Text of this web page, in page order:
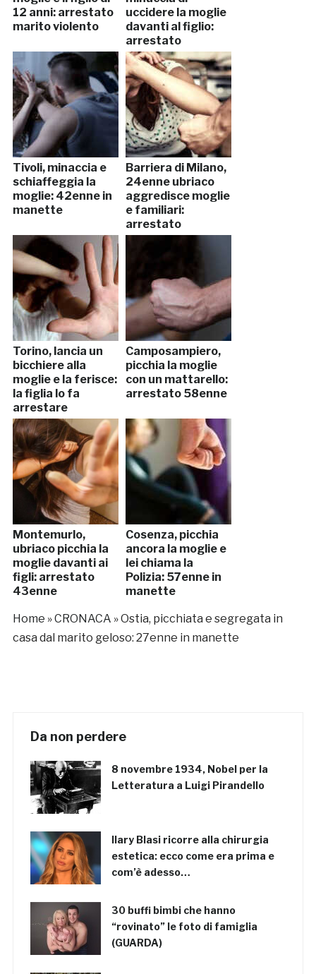
12 anni: arrestato
marito violento
uccidere la moglie
davanti al figlio:
arrestato
Tivoli, minaccia e
schiaffeggia la
moglie: 42enne in
manette
Barriera di Milano,
24enne ubriaco
aggredisce moglie
e familiari:
arrestato
Torino, lancia un
bicchiere alla
moglie e la ferisce:
la figlia lo fa
arrestare
Camposampiero,
picchia la moglie
con un mattarello:
arrestato 58enne
Montemurlo,
ubriaco picchia la
moglie davanti ai
figli: arrestato
43enne
Cosenza, picchia
ancora la moglie e
lei chiama la
Polizia: 57enne in
manette
Home »CRONACA »Ostia, picchiata e segregata in
casa dal marito geloso: 27enne in manette
Da non perdere
8 novembre 1934, Nobel per la
Letteratura a Luigi Pirandello
Ilary Blasi ricorre alla chirurgia
estetica: ecco come era prima e
com’è adesso…
30 buffi bimbi che hanno
“rovinato” le foto di famiglia
(GUARDA)